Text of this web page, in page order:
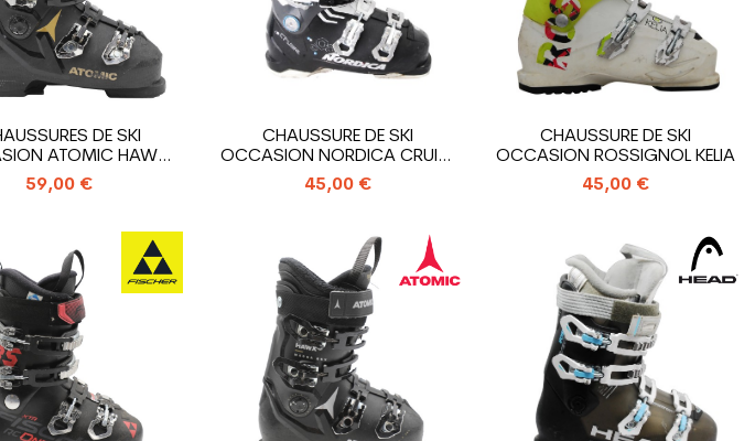
DE SKI
ATOMIC HAWX
MAGNA R75
59,00 €
CHAUSSURE DE SKI
OCCASION NORDICA CRUISE
75 X WR
45,00 €
CHAUSSURE DE SKI
OCCASION ROSSIGNOL KELIA
45,00 €